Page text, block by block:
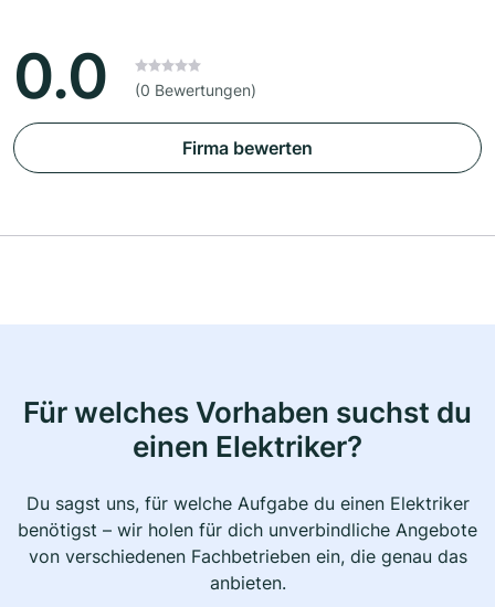
0.0 (0 Bewertungen)
Firma bewerten
Für welches Vorhaben suchst du
einen Elektriker?
Du sagst uns, für welche Aufgabe du einen Elektriker
benötigst – wir holen für dich unverbindliche Angebote
von verschiedenen Fachbetrieben ein, die genau das
anbieten.